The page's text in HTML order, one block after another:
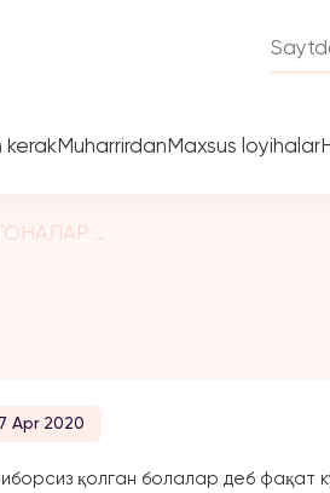
kerakMuharrirdanMaxsus loyihalar
…
Apr 2020
қолган болалар деб фақат